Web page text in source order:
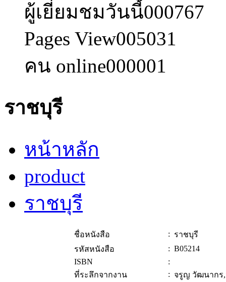
ผู้เยี่ยมชมวันนี้000767
Pages View005031
คน online000001
ราชบุรี
หน้าหลัก
product
ราชบุรี
ชื่อหนังสือ : ราชบุรี
รหัสหนังสือ
: B05214
ISBN
:
ที่ระลึกจากงาน
: จรูญ วัฒนากร